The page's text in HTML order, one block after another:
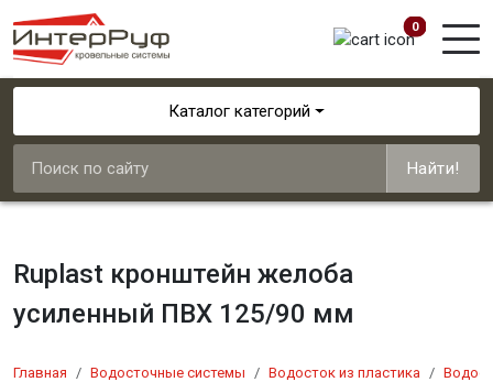
0
Каталог категорий
Найти!
Ruplast кронштейн желоба
усиленный ПВХ 125/90 мм
Главная Водосточные системы Водосток из пластика